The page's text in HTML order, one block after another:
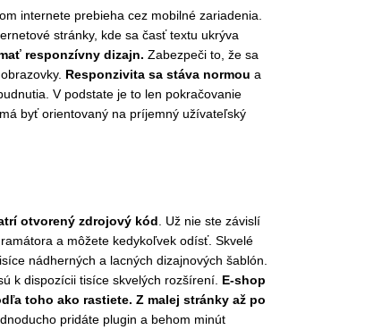
internete prebieha cez mobilné zariadenia.
stránky, kde sa časť textu ukrýva
responzívny dizajn. Zabezpeči to, že sa
Responzivita sa stáva normou a
V podstate je to len pokračovanie
byť orientovaný na príjemný užívateľský
otvorený zdrojový kód . Už nie ste závislí
a môžete kedykoľvek odísť. Skvelé
nádherných a lacných dizajnových šablón.
k dispozícii tisíce skvelých rozšírení. E-shop
toho ako rastiete. Z malej stránky až po
pridáte plugin a behom minút